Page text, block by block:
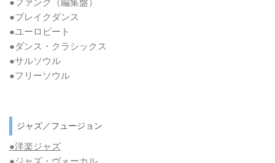
●ブレイクダンス
●ユーロビート
●ダンス・クラシックス
●サルソウル
●フリーソウル
ジャズ／フュージョン
●洋楽ジャズ
●ジャズ・ヴォーカル